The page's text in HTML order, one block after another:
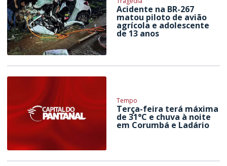
Acidente na BR-267
matou piloto de avião
agrícola e adolescente
de 13 anos
Tempo
Terça-feira terá máxima
de 31°C e chuva à noite
em Corumbá e Ladário